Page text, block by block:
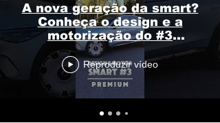
A nova geração da smart?
Conheça o design e a
motorização do #3
Premium
Reproduzir vídeo